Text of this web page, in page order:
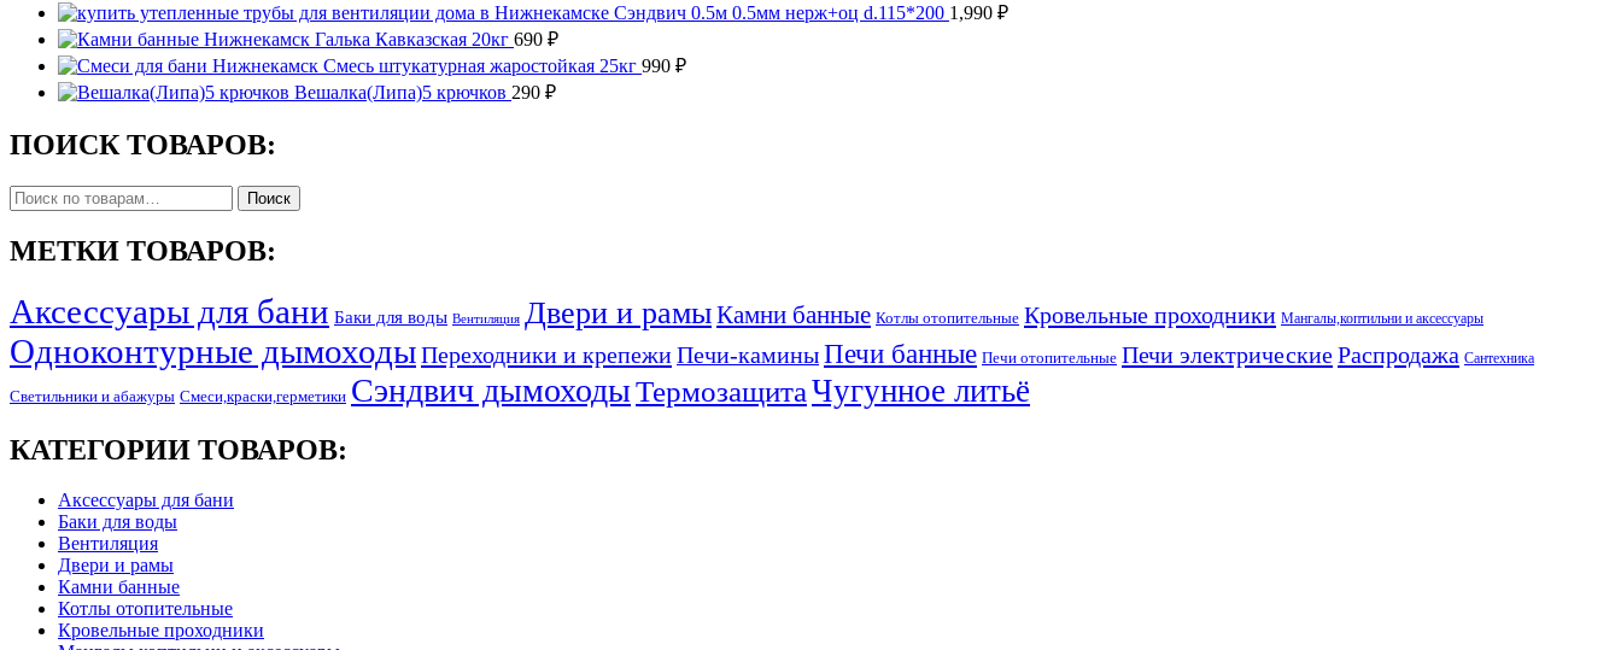
Сэндвич 0.5м 0.5мм нерж+оц d.115*200 1,990 ₽
Галька Кавказская 20кг 690 ₽
Смесь штукатурная жаростойкая 25кг 990 ₽
Вешалка(Липа)5 крючков 290 ₽
ПОИСК ТОВАРОВ:
Искать: Поиск
МЕТКИ ТОВАРОВ:
Аксессуары для бани Баки для воды Вентиляция Двери и рамыКамни банные Котлы отопительные Кровельные проходники Мангалы,коптильни и аксессуары
Одноконтурные дымоходыПереходники и крепежиПечи-каминыПечи банные Печи отопительные Печи электрическиеРаспродажа Сантехника
Светильники и абажуры Смеси,краски,герметики Сэндвич дымоходыТермозащитаЧугунное литьё
КАТЕГОРИИ ТОВАРОВ:
Аксессуары для бани
Баки для воды
Вентиляция
Двери и рамы
Камни банные
Котлы отопительные
Кровельные проходники